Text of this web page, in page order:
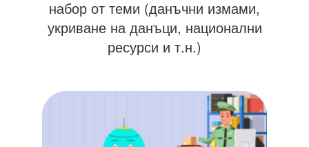
набор от теми (данъчни измами,
укриване на данъци, национални
ресурси и т.н.)